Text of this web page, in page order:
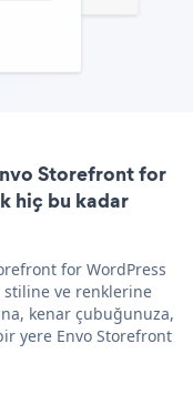
Storefront for
hiç bu kadar
for WordPress
stiline ve renklerine
kenar çubuğunuza,
yere Envo Storefront